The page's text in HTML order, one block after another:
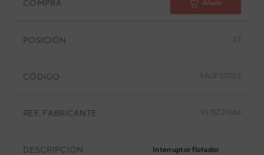
COMPRA Añadir
POSICIÓN 27
CÓDIGO 9AGF07023
REF. FABRICANTE 9375721046
DESCRIPCIÓN Interruptor flotador